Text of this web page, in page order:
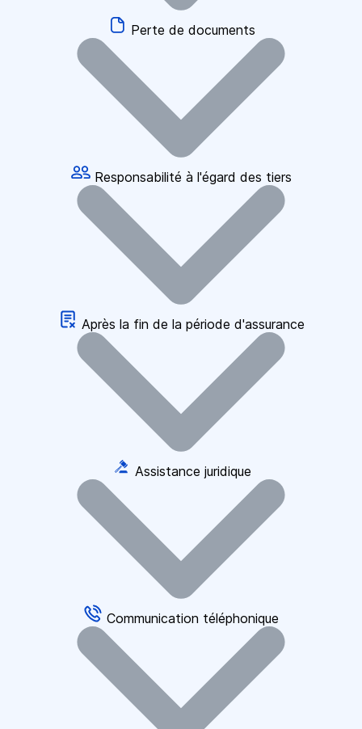
Perte de documents
Responsabilité à l'égard des tiers
Après la fin de la période d'assurance
Assistance juridique
Communication téléphonique